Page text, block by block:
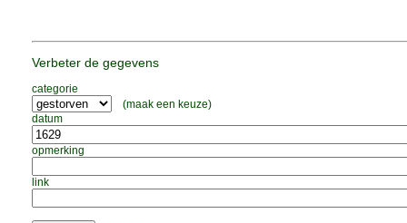
Verbeter de gegevens
categorie
(maak een keuze)
datum
opmerking
link